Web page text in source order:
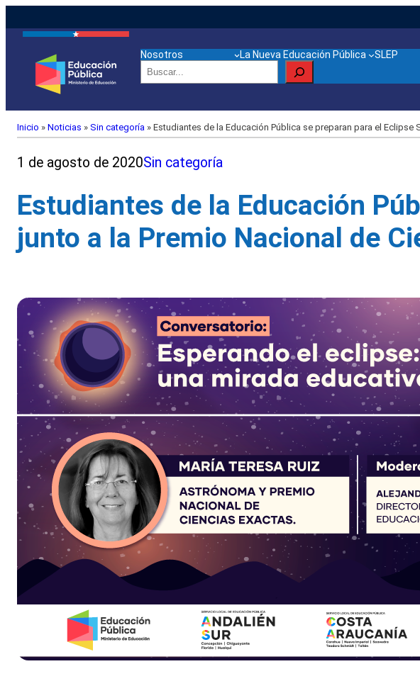
Nosotros La Nueva Educación Pública SLEP
Buscar
Inicio » Noticias » Sin categoría » Estudiantes de la Educación Pública se preparan para el
1 de agosto de 2020Sin categoría
Estudiantes de la Educación
junto a la Premio Nacional de